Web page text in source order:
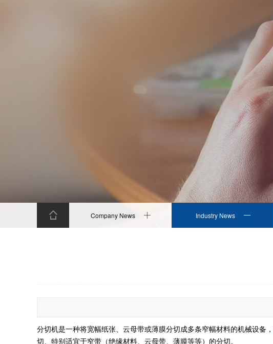
Company News Industry News
分切机是一种将宽幅纸张、云母带或薄膜分切成多条窄幅材料的机械设备，
切、特别适宜于窄带（绝缘材料、云母带、薄膜等等）的分切。